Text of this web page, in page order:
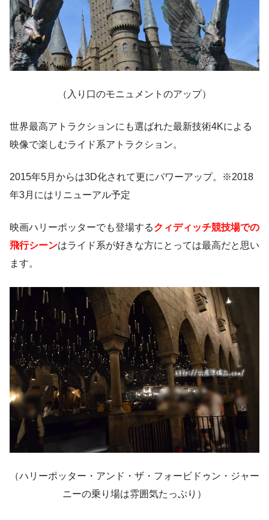
（入り口のモニュメントのアップ）
世界最高アトラクションにも選ばれた最新技術4Kによる
映像で楽しむライド系アトラクション。
2015年5月からは3D化されて更にパワーアップ。※2018
年3月にはリニューアル予定
映画ハリーポッターでも登場するクィディッチ競技場での
飛行シーンはライド系が好きな方にとっては最高だと思い
ます。
（ハリーポッター・アンド・ザ・フォービドゥン・ジャー
ニーの乗り場は雰囲気たっぷり）